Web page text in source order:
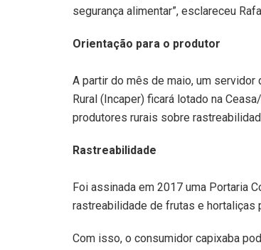
segurança alimentar”, esclareceu
Orientação para o produtor
A partir do mês de maio, um
Rural (Incaper) ficará lotado na
produtores rurais sobre
Rastreabilidade
Foi assinada em 2017 uma Portaria
rastreabilidade de frutas e hortaliças
Com isso, o consumidor capixaba